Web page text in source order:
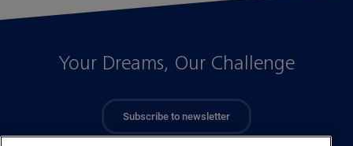
Your Dreams, Our Challenge
Subscribe to newsletter